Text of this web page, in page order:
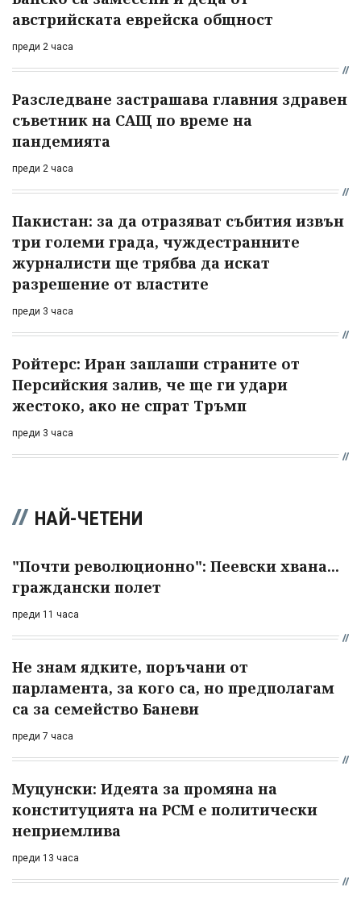
австрийската еврейска общност
преди 2 часа
Разследване застрашава главния здравен
съветник на САЩ по време на
пандемията
преди 2 часа
Пакистан: за да отразяват събития извън
три големи града, чуждестранните
журналисти ще трябва да искат
разрешение от властите
преди 3 часа
Ройтерс: Иран заплаши страните от
Персийския залив, че ще ги удари
жестоко, ако не спрат Тръмп
преди 3 часа
НАЙ-ЧЕТЕНИ
"Почти революционно": Пеевски хвана...
граждански полет
преди 11 часа
Не знам ядките, поръчани от
парламента, за кого са, но предполагам
са за семейство Баневи
преди 7 часа
Муцунски: Идеята за промяна на
конституцията на РСМ е политически
неприемлива
преди 13 часа